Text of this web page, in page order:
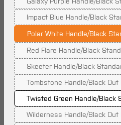
(Diese
Impact Blue Handle/Black
(Diese
Polar White Handle/Black
Red Flare Handle/Black
(Diese
Skeeter Handle/Black
(Diese
Tombstone Handle/Black Out
(Diese
Twisted Green Handle/Black
Wilderness Handle/Black Out
(Diese